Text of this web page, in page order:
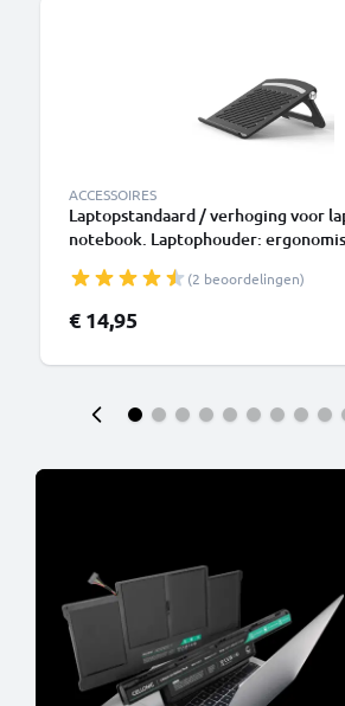
ACCESSOIRES
Laptopstandaard / verhoging voor
notebook. Laptophouder:
voor bureau of bank(2 beoordelingen)
€ 14,95